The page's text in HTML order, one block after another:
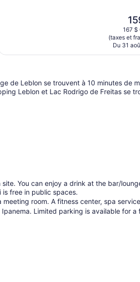
Le
prix
est
de
167 $
(taxes et
Du 31
de Leblon se trouvent à 10 minutes de
Leblon et Lac Rodrigo de Freitas se
You can enjoy a drink at the bar/
is free in public spaces.
room. A fitness center, spa
Limited parking is available for a